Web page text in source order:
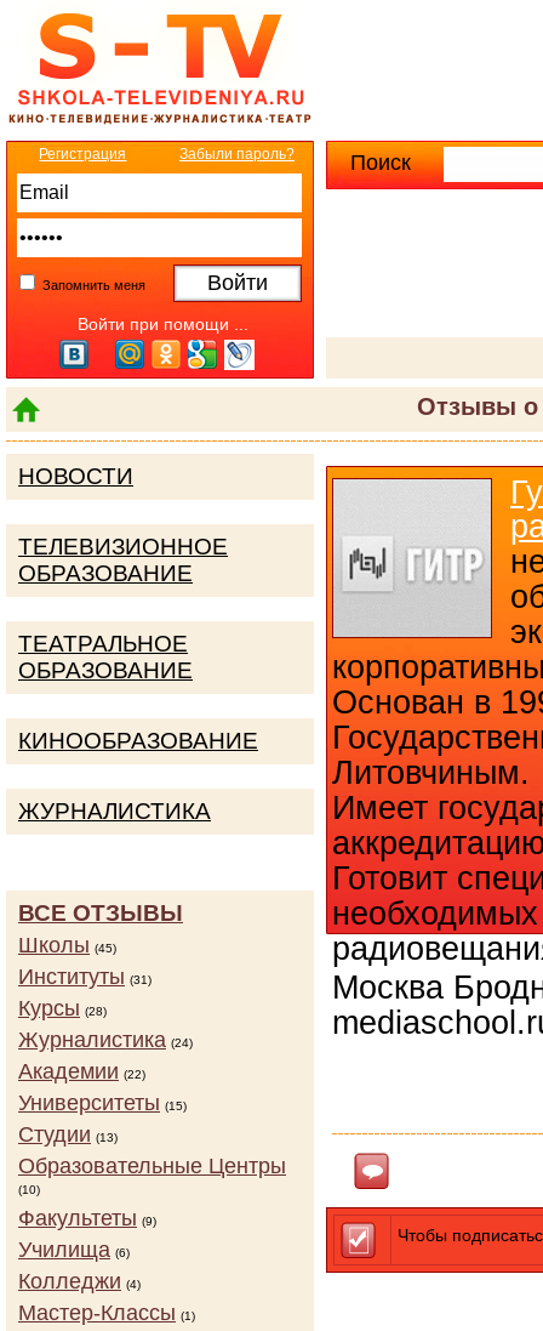
Поиск
Отзывы о
Регистрация Забыли пароль?
Запомнить меня
Войти при помощи ...
Основан в
Литовчиным.
Имеет
Готовит
Москва
Чтобы
НОВОСТИ
ТЕЛЕВИЗИОННОЕ
ОБРАЗОВАНИЕ
ТЕАТРАЛЬНОЕ
ОБРАЗОВАНИЕ
КИНООБРАЗОВАНИЕ
ЖУРНАЛИСТИКА
ВСЕ ОТЗЫВЫ
Школы (45)
Институты (31)
Курсы (28)
Журналистика (24)
Академии (22)
Университеты (15)
Студии (13)
Образовательные Центры
(10)
Факультеты (9)
Училища (6)
Колледжи (4)
Мастер-Классы (1)